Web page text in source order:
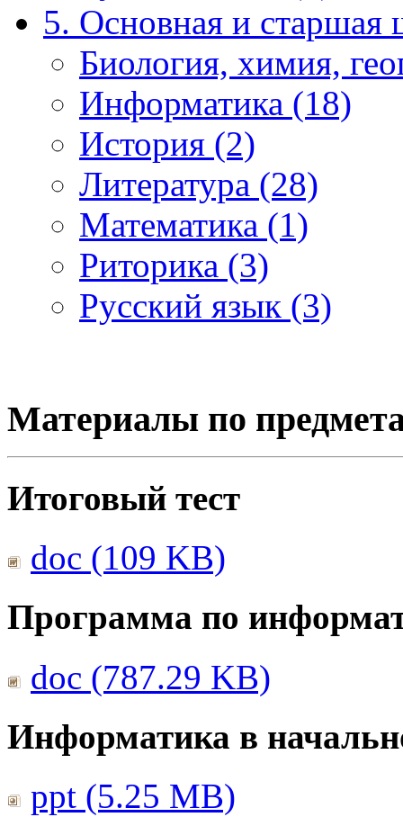
5. Основная и старшая
Биология, химия,
Информатика (18)
История (2)
Литература (28)
Математика (1)
Риторика (3)
Русский язык (3)
Материалы по
Итоговый тест
doc (109 KB)
Программа по
doc (787.29 KB)
Информатика в
ppt (5.25 MB)